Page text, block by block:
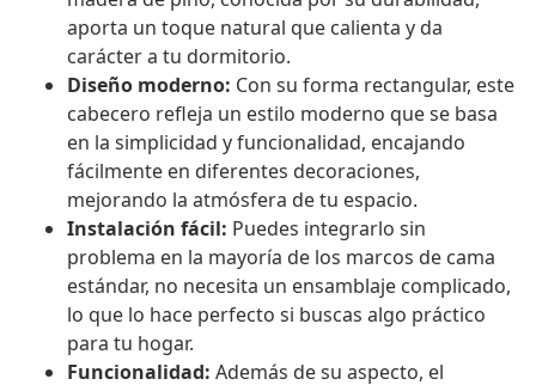
aporta un toque natural que calienta y da
carácter a tu dormitorio.
Diseño moderno: Con su forma rectangular, este
cabecero refleja un estilo moderno que se basa
en la simplicidad y funcionalidad, encajando
fácilmente en diferentes decoraciones,
mejorando la atmósfera de tu espacio.
Instalación fácil: Puedes integrarlo sin
problema en la mayoría de los marcos de cama
estándar, no necesita un ensamblaje complicado,
lo que lo hace perfecto si buscas algo práctico
para tu hogar.
Funcionalidad: Además de su aspecto, el